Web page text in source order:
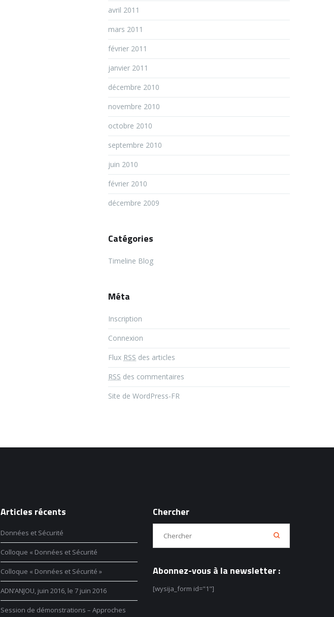
avril 2011
mars 2011
février 2011
janvier 2011
décembre 2010
novembre 2010
octobre 2010
septembre 2010
juin 2010
février 2010
décembre 2009
Catégories
Timeline Blog
Méta
Inscription
Connexion
Flux RSS des articles
RSS des commentaires
Site de WordPress-FR
Articles récents
Données et Sécurité
Colloque « Données et Sécurité
Colloque « Données et Sécurité »
ADN’ANJOU, juin 2016, le 7 juin 2016
Session de démonstrations – Approches
Chercher
Abonnez-vous à la newsletter :
[wysija_form id="1"]